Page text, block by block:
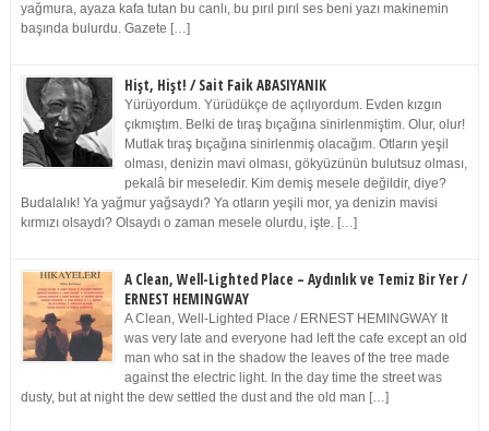
yağmura, ayaza kafa tutan bu canlı, bu pırıl pırıl ses beni yazı makinemin
başında bulurdu. Gazete […]
Hişt, Hişt! / Sait Faik ABASIYANIK
Yürüyordum. Yürüdükçe de açılıyordum. Evden kızgın
çıkmıştım. Belki de tıraş bıçağına sinirlenmiştim. Olur, olur!
Mutlak tıraş bıçağına sinirlenmiş olacağım. Otların yeşil
olması, denizin mavi olması, gökyüzünün bulutsuz olması,
pekalâ bir meseledir. Kim demiş mesele değildir, diye?
Budalalık! Ya yağmur yağsaydı? Ya otların yeşili mor, ya denizin mavisi
kırmızı olsaydı? Olsaydı o zaman mesele olurdu, işte. […]
A Clean, Well-Lighted Place – Aydınlık ve Temiz Bir Yer /
ERNEST HEMINGWAY
A Clean, Well-Lighted Place / ERNEST HEMINGWAY It
was very late and everyone had left the cafe except an old
man who sat in the shadow the leaves of the tree made
against the electric light. In the day time the street was
dusty, but at night the dew settled the dust and the old man […]